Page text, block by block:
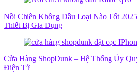
Nồi Chiên Không Dầu Loại Nào Tốt 2025
Thiết Bị Gia Dụng
Cửa Hàng ShopDunk – Hệ Thống Ủy
Điện Tử